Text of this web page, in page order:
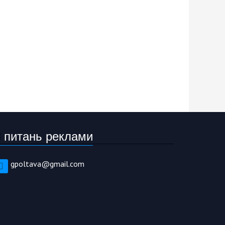
питань реклами
gpoltava@gmail.com